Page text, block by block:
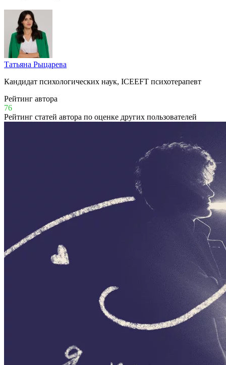
Татьяна Рыцарева
Кандидат психологических наук, ICEEFT психотерапевт
Рейтинг автора
76
Рейтинг статей автора по оценке других пользователей